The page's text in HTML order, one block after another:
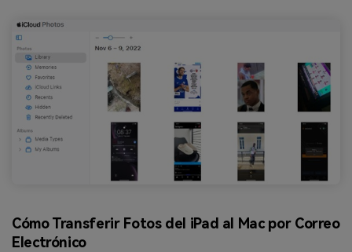
Cómo Transferir Fotos del iPad al Mac por Correo
Electrónico